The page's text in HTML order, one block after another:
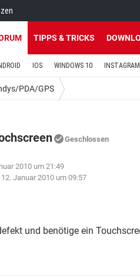
TIPPS & TRICKS
IOS WINDOWS 10 INSTAGRAM
PDA/GPS
Geschlossen
2010 um 21:49
12. Januar 2010 um 09:57
und benötige ein